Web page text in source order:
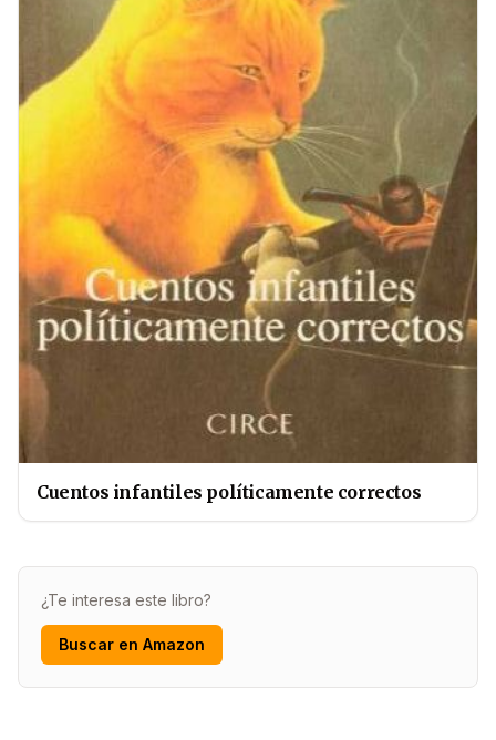
Cuentos infantiles políticamente correctos
¿Te interesa este libro?
Buscar en Amazon